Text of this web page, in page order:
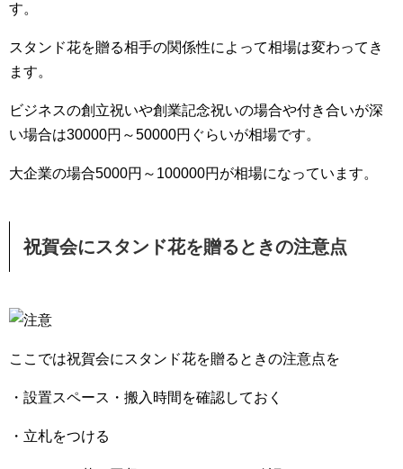
す。
スタンド花を贈る相手の関係性によって相場は変わってき
ます。
ビジネスの創立祝いや創業記念祝いの場合や付き合いが深
い場合は30000円～50000円ぐらいが相場です。
大企業の場合5000円～100000円が相場になっています。
祝賀会にスタンド花を贈るときの注意点
ここでは祝賀会にスタンド花を贈るときの注意点を
・設置スペース・搬入時間を確認しておく
・立札をつける